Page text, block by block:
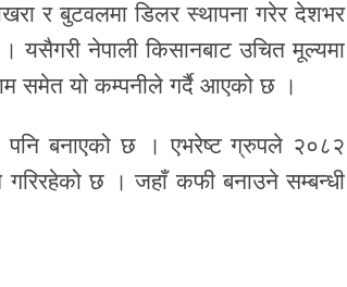
र बुटवलमा डिलर स्थापना गरेर देशभर
नेपाली किसानबाट उचित मूल्यमा
समेत यो कम्पनीले गर्दै आएको छ ।
पनि बनाएको छ । एभरेष्ट ग्रुपले २०८२
गरिरहेको छ । जहाँ कफी बनाउने सम्बन्धी